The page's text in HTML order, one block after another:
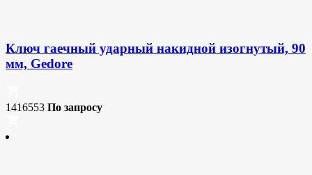
Ключ гаечный ударный накидной изогнутый, 90
мм, Gedore
1416553 По запросу